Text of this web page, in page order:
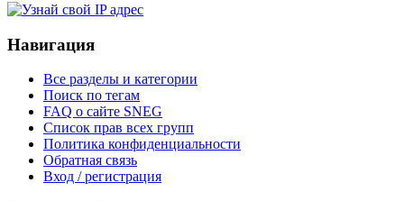
Навигация
Все разделы и категории
Поиск по тегам
FAQ о сайте SNEG
Список прав всех групп
Политика конфиденциальности
Обратная связь
Вход / регистрация